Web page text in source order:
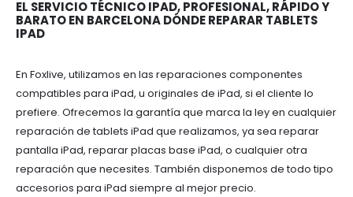
EL SERVICIO TÉCNICO IPAD, PROFESIONAL, RÁPIDO Y
BARATO EN BARCELONA DÓNDE REPARAR TABLETS
IPAD
En Foxlive, utilizamos en las reparaciones componentes
compatibles para iPad, u originales de iPad, si el cliente lo
prefiere. Ofrecemos la garantía que marca la ley en cualquier
reparación de tablets iPad que realizamos, ya sea reparar
pantalla iPad, reparar placas base iPad, o cualquier otra
reparación que necesites. También disponemos de todo tipo
accesorios para iPad siempre al mejor precio.